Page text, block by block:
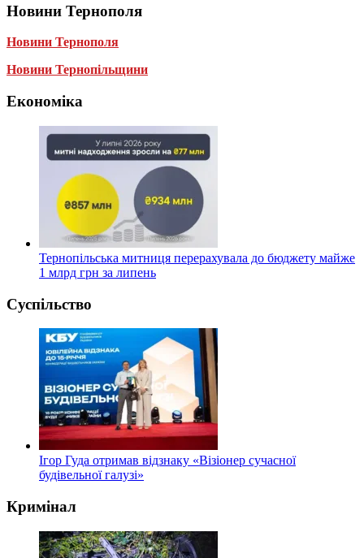
Новини Тернополя
Новини Тернополя
Новини Тернопільщини
Економіка
Тернопільська митниця перерахувала до бюджету майже
1 млрд грн за липень
Суспільство
Ігор Гуда отримав відзнаку «Візіонер сучасної
будівельної галузі»
Кримінал